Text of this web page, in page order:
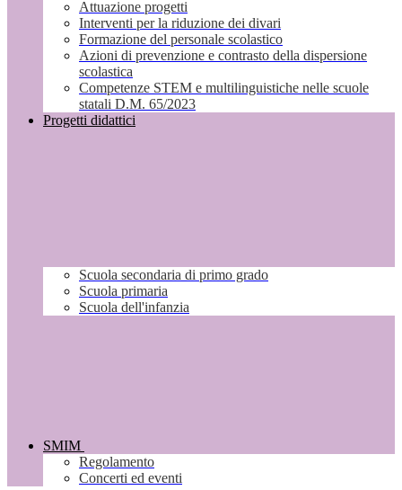
Attuazione progetti
Interventi per la riduzione dei divari
Formazione del personale scolastico
Azioni di prevenzione e contrasto della dispersione
scolastica
Competenze STEM e multilinguistiche nelle scuole
statali D.M. 65/2023
Progetti didattici
Scuola secondaria di primo grado
Scuola primaria
Scuola dell'infanzia
SMIM
Regolamento
Concerti ed eventi